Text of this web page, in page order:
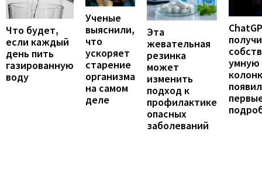
Что будет,
если каждый
день пить
газированную
воду
Ученые
выяснили,
что
ускоряет
старение
организма
на самом
деле
Эта
жевательная
резинка
может
изменить
подход к
профилактике
опасных
заболеваний
умную